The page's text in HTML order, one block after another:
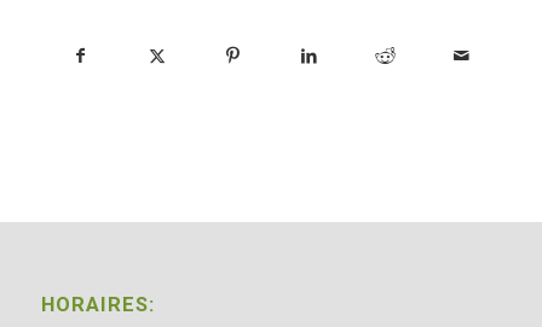
HORAIRES: